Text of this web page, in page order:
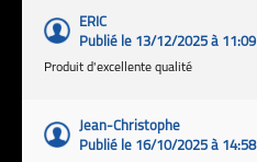
ERIC
Publié le 13/12/2025 à 11:09
Produit d'excellente qualité
Jean-Christophe
Publié le 16/10/2025 à 14:58